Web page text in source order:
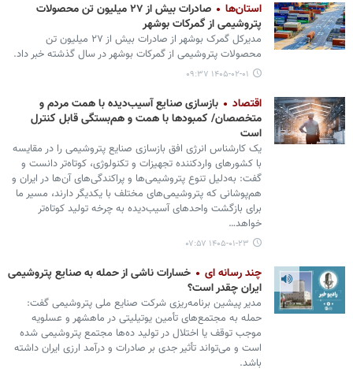
استان‌ها
صادرات بیش از ۲۷ میلیون تن محصولات
پتروشیمی از گمرکات بوشهر
مدیرکل گمرک بوشهر از صادرات بیش از ۲۷ میلیون تن
محصولات پتروشیمی از گمرکات بوشهر در سال گذشته خبر داد.
۱۴۰۵-۰۲-۰۱ ۰۹:۳۷
اقتصاد
بازسازی صنایع آسیب‌دیده با همت مردم و
متخصصان/ کمبودها با همت و هم‌بستگی قابل کنترل
است
یک کارشناس انرژی افق بازسازی صنایع پتروشیمی را در مقایسه
با کشورهای واردکننده تجهیزات و تکنولوژی، کوتاه‌تر دانست و
گفت: به‌دلیل تنوع پتروشیمی‌ها و پراکندگی‌های آن‌ها در ایران و
هم‌پوشانی که پتروشیمی‌های مختلف با یکدیگر دارند، مسیر ما
برای بازگشت واحدهای آسیب‌دیده به چرخه تولید کوتاه‌تر
خواهد…
۱۴۰۵-۰۱-۲۳ ۰۷:۵۷
چند رسانه ای
خسارات ناشی از حمله به صنایع پتروشیمی
ایران چقدر است؟
مدیر پیشین برنامه‌ریزی شرکت صنایع ملی پتروشیمی گفت:
حمله به مجتمع‌های تأمین یوتیلیتی در ماهشهر و عسلویه
موجب توقف یا اختلال در تولید ده‌ها مجتمع پتروشیمی شده
است و می‌تواند تأثیر جدی بر صادرات و درآمد ارزی ایران داشته
باشد.